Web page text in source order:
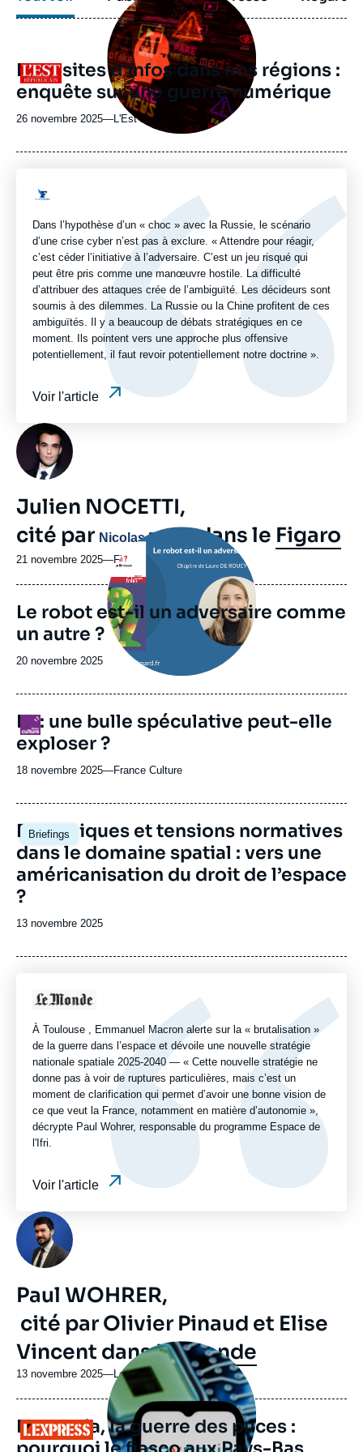
Logo
principale
médiatique
Faux sites d'infos dans nos régions :
enquête sur une guerre numérique
26 novembre 2025—Nom
journal,
L'Est Républicain
Logo
Dans l’hypothèse d’un « choc » avec la Russie, le scénario
d’une crise cyber n’est pas à exclure. « Attendre pour réagir,
c’est céder l’initiative à l’adversaire. C’est un jeu risqué qui
peut être pris comme une manœuvre hostile. La difficulté
d’attribuer des attaques crée de l’ambiguïté. Les décideurs sont
soumis à des dilemmes. La Russie ou la Chine profitent de ces
ambiguïtés. Il y a beaucoup de débats stratégiques en ce
moment. Ils pointent vers une approche plus offensive
potentiellement, il faut revoir potentiellement notre doctrine ».
Voir l'article
Photo
Julien NOCETTI,
cité par Nicolas Barotte dans le Figaro
21 novembre 2025—Nom
du
journal,
revue
ou
émission
Figaro
Image
principale
Le robot est-il un adversaire comme
un autre ?
Date
publication
20 novembre 2025
Logo
IA : une bulle spéculative peut-elle
exploser ?
18 novembre 2025—Nom
journal,
ou
émission
France Culture
Briefings
Image
principale
Dynamiques et tensions normatives
dans le domaine spatial : vers une
américanisation du droit de l’espace
?
Date
publication
13 novembre 2025
Logo
À Toulouse , Emmanuel Macron alerte sur la « brutalisation »
de la guerre dans l’espace et dévoile une nouvelle stratégie
nationale spatiale 2025-2040 — « Cette nouvelle stratégie ne
donne pas à voir de ruptures particulières, mais c’est un
moment de clarification qui permet d’avoir une bonne vision de
ce que veut la France, notamment en matière d’autonomie »,
décrypte Paul Wohrer, responsable du programme Espace de
l'Ifri.
Voir l'article
Photo
Paul WOHRER,
cité par Olivier Pinaud et Elise
Vincent dansLe Monde
13 novembre 2025—Nom
journal,
revue
ou
Le Monde
Logo
Image
principale
médiatique
Nexperia, la guerre des puces :